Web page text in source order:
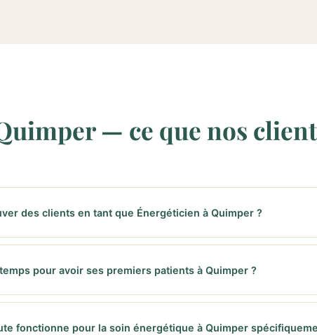
— ce que nos
des clients en tant que Énergéticien à Quimper ?
pour avoir ses premiers patients à Quimper ?
fonctionne pour la soin énergétique à Quimper